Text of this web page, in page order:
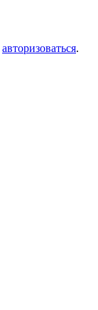
авторизоваться.